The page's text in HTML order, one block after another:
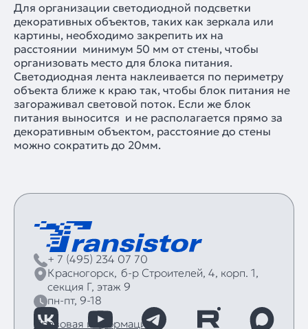
Для организации светодиодной подсветки
декоративных объектов, таких как зеркала или
картины, необходимо закрепить их на
расстоянии минимум 50 мм от стены, чтобы
организовать место для блока питания.
Светодиодная лента наклеивается по периметру
объекта ближе к краю так, чтобы блок питания не
загораживал световой поток. Если же блок
питания выносится и не располагается прямо за
декоративным объектом, расстояние до стены
можно сократить до 20мм.
+ 7 (495) 234 07 70
Красногорск, б‑р Строителей, 4, корп. 1,
секция Г, этаж 9
пн-пт, 9-18
Правовая информация